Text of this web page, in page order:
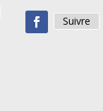
Suivre